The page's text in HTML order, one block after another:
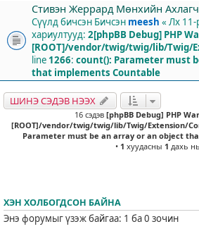
Стивэн Жеррард Мөнхийн Ахлагч
Сүүлд бичсэн Бичсэн meesh « Лх 11-
хариултууд: 2[phpBB Debug] PHP
[ROOT]/vendor/twig/twig/lib/Twig/
line 1266: count(): Parameter must
that implements Countable
ШИНЭ СЭДЭВ НЭЭХ
16 сэдэв [phpBB Debug] PHP
[ROOT]/vendor/twig/twig/lib/Twig/Extension/
Parameter must be an array or an object
• 1 хуудасны 1 дахь нь
ХЭН ХОЛБОГДСОН БАЙНА
Энэ форумыг үзэж байгаа: 1 ба 0 зочин